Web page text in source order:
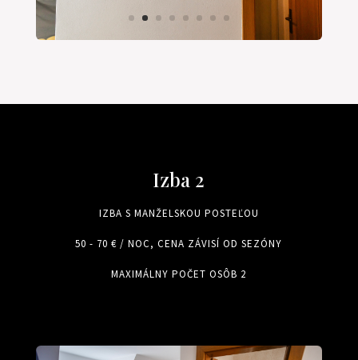
Izba 2
IZBA S MANŽELSKOU POSTEĽOU
50 - 70 € / NOC, CENA ZÁVISÍ OD SEZÓNY
MAXIMÁLNY POČET OSÔB 2